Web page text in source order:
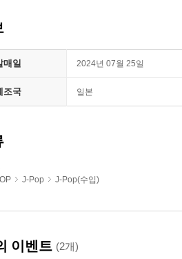
매일 2024년 07월 25일
조국 일본
J-Pop J-Pop(수입)
이벤트 (2개)